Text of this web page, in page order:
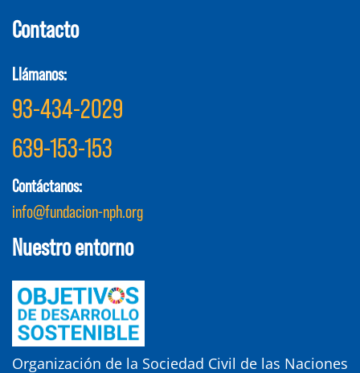
Contacto
Llámanos:
93-434-2029
639-153-153
Contáctanos:
info@fundacion-nph.org
Nuestro entorno
Organización de la Sociedad Civil de las Naciones